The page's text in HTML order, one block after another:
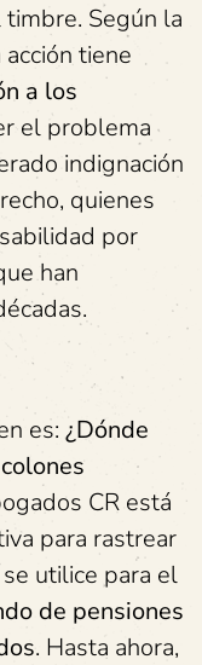
Según la
tiene
a los
el problema
indignación
quienes
por
han
es: ¿Dónde
CR está
para rastrear
utilice para el
de pensiones
. Hasta ahora,